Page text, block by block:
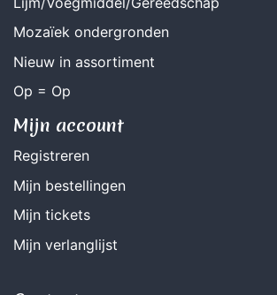
Mozaïek ondergronden
Nieuw in assortiment
Op = Op
Mijn account
Registreren
Mijn bestellingen
Mijn tickets
Mijn verlanglijst